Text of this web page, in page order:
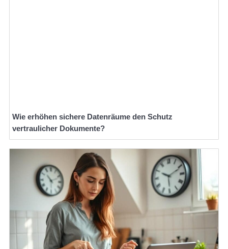
Wie erhöhen sichere Datenräume den Schutz
vertraulicher Dokumente?